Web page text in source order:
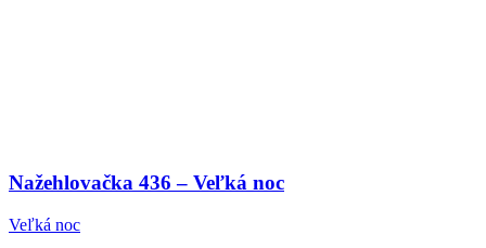
Nažehlovačka 436 – Veľká noc
Veľká noc